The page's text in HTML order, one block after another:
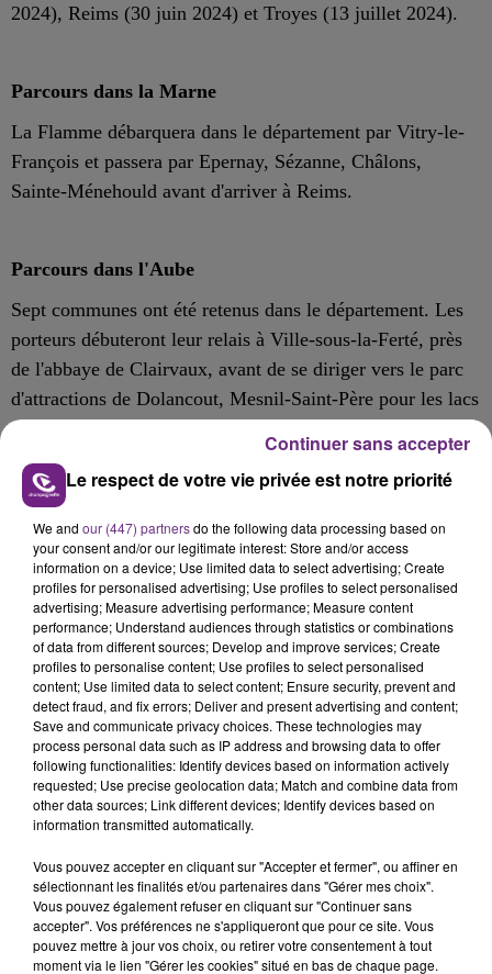
2024), Reims (30 juin 2024) et Troyes (13 juillet 2024).
Parcours dans la Marne
La Flamme débarquera dans le département par Vitry-le-
François et passera par Epernay, Sézanne, Châlons,
Sainte-Ménehould avant d'arriver à Reims.
Parcours dans l'Aube
Sept communes ont été retenus dans le département. Les
porteurs débuteront leur relais à Ville-sous-la-Ferté, près
de l'abbaye de Clairvaux, avant de se diriger vers le parc
d'attractions de Dolancout, Mesnil-Saint-Père pour les lacs
de la Forêt d'Orient, Ervy-le-Châtel, petite cité de
caractère. Romilly-sur-Seine, siège du Coq Sportif,
Nogent-sur-Seine et son musée Camille-Claudel avant une
Cube.
FIL D'ACTU
7 août 2026
LA CENTRALE NUCLÉAIRE DE CHOOZ
TOUJOURS À L'ARRÊT
Cela fait déjà une semaine que la centrale
Le respect de votre vie privée est notre priorité
We and our (447) partnersdo the following data processing based on
your consent and/or our legitimate interest: Store and/or access
information on a device; Use limited data to select advertising; Create
profiles for personalised advertising; Use profiles to select personalised
advertising; Measure advertising performance; Measure content
performance; Understand audiences through statistics or combinations
of data from different sources; Develop and improve services; Create
profiles to personalise content; Use profiles to select personalised
content; Use limited data to select content; Ensure security, prevent and
detect fraud, and fix errors; Deliver and present advertising and content;
Save and communicate privacy choices. These technologies may
process personal data such as IP address and browsing data to offer
following functionalities: Identify devices based on information actively
requested; Use precise geolocation data; Match and combine data from
other data sources; Link different devices; Identify devices based on
information transmitted automatically.
Vous pouvez accepter en cliquant sur "Accepter et fermer", ou affiner en
sélectionnant les finalités et/ou partenaires dans "Gérer mes choix".
Vous pouvez également refuser en cliquant sur "Continuer sans
accepter". Vos préférences ne s'appliqueront que pour ce site. Vous
pouvez mettre à jour vos choix, ou retirer votre consentement à tout
moment via le lien "Gérer les cookies" situé en bas de chaque page.
Continuer sans accepter